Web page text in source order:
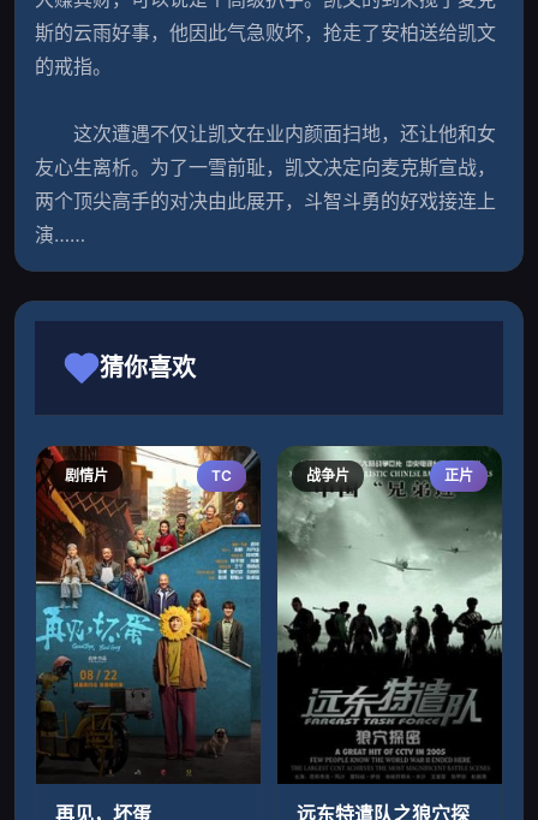
斯的云雨好事，他因此气急败坏，抢走了安柏送给凯文
的戒指。
这次遭遇不仅让凯文在业内颜面扫地，还让他和女
友心生离析。为了一雪前耻，凯文决定向麦克斯宣战，
两个顶尖高手的对决由此展开，斗智斗勇的好戏接连上
演……
猜你喜欢
剧情片 TC
再见，坏蛋
战争片 正片
远东特遣队之狼穴探